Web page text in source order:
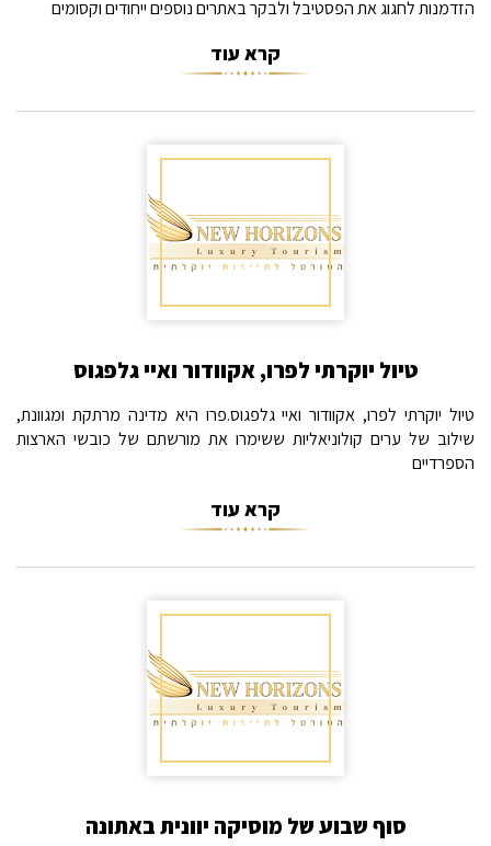
הזדמנות לחגוג את הפסטיבל ולבקר באתרים נוספים ייחודים וקסומים
קרא עוד
טיול יוקרתי לפרו, אקוודור ואיי גלפגוס
טיול יוקרתי לפרו, אקוודור ואיי גלפגוס.פרו היא מדינה מרתקת ומגוונת,
שילוב של ערים קולוניאליות ששימרו את מורשתם של כובשי הארצות
הספרדיים
קרא עוד
סוף שבוע של מוסיקה יוונית באתונה